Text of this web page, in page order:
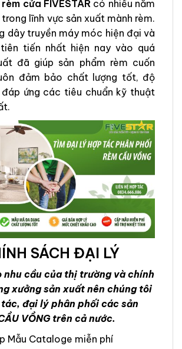
cửa FIVESTAR có nhiều năm
lĩnh vực sản xuất mành rèm.
dây truyền máy móc hiện đại và
tiến nhất hiện nay vào quá
đã giúp sản phẩm rèm cuốn
đảm bảo chất lượng tốt, độ
ứng các tiêu chuẩn kỹ thuật
SÁCH ĐẠI LÝ
nhu cầu của thị trường và chính
xưởng sản xuất nên chúng tôi
đại lý phân phối các sản
VỒNG trên cả nước.
Mẫu Cataloge miễn phí